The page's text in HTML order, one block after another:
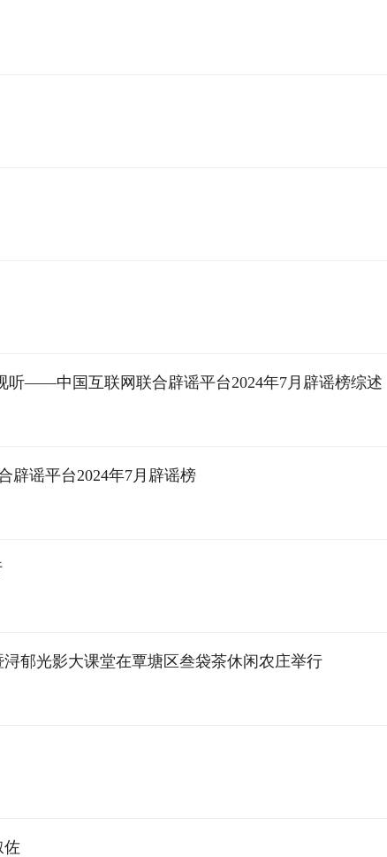
听——中国互联网联合辟谣平台2024年7月辟谣榜综述
辟谣平台2024年7月辟谣榜
郁光影大课堂在覃塘区叁袋茶休闲农庄举行
佐